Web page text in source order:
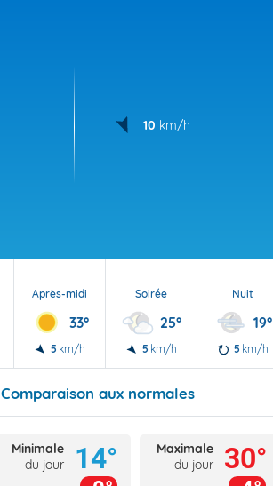
10 km/h
Après-midi
33°
5 km/h
Soirée
25°
5 km/h
Nuit
19°
5 km/h
Comparaison aux normales
Minimale
du jour
14°
Maximale
du jour
30°